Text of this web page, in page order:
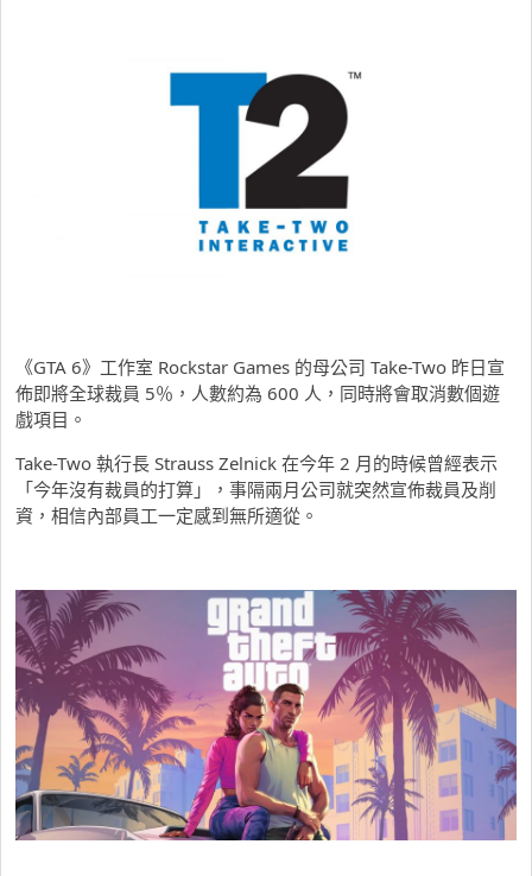
《GTA 6》工作室 Rockstar Games 的母公司 Take-Two 昨日宣
佈即將全球裁員 5％，人數約為 600 人，同時將會取消數個遊
戲項目。
Take-Two 執行長 Strauss Zelnick 在今年 2 月的時候曾經表示
「今年沒有裁員的打算」，事隔兩月公司就突然宣佈裁員及削
資，相信內部員工一定感到無所適從。